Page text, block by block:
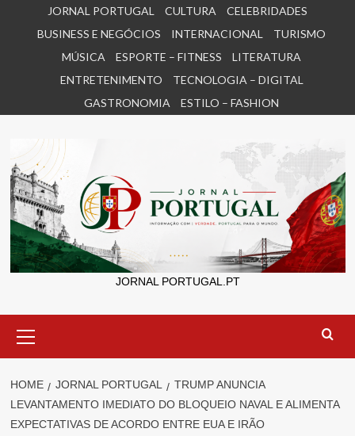
JORNAL PORTUGAL CULTURA
CELEBRIDADES
BUSINESS E NEGÓCIOS
INTERNACIONAL
TURISMO
MÚSICA
ESPORTE – FITNESS
LITERATURA
ENTRETENIMENTO
TECNOLOGIA – DIGITAL
GASTRONOMIA
ESTILO – FASHION
JORNAL PORTUGAL.PT
Menu
HOME JORNAL PORTUGAL
TRUMP ANUNCIA
LEVANTAMENTO IMEDIATO DO BLOQUEIO NAVAL E ALIMENTA
EXPECTATIVAS DE ACORDO ENTRE EUA E IRÃO